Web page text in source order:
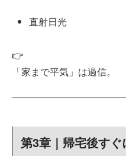
直射日光
👉
「家まで平気」は過信。
第3章｜帰宅後す